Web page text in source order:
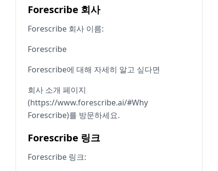
Forescribe 회사
Forescribe 회사 이름:
Forescribe
Forescribe에 대해 자세히 알고 싶다면
회사 소개 페이지
(https://www.forescribe.ai/#Why
Forescribe)를 방문하세요.
Forescribe 링크
Forescribe 링크: